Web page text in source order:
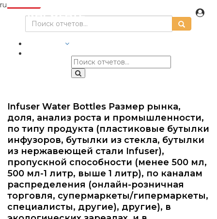
ru
Infuser Water Bottles Размер рынка,
доля, анализ роста и промышленности,
по типу продукта (пластиковые бутылки
инфузоров, бутылки из стекла, бутылки
из нержавеющей стали Infuser),
пропускной способности (менее 500 мл,
500 мл-1 литр, выше 1 литр), по каналам
распределения (онлайн-розничная
торговля, супермаркеты/гипермаркеты,
специалисты, другие), другие), в